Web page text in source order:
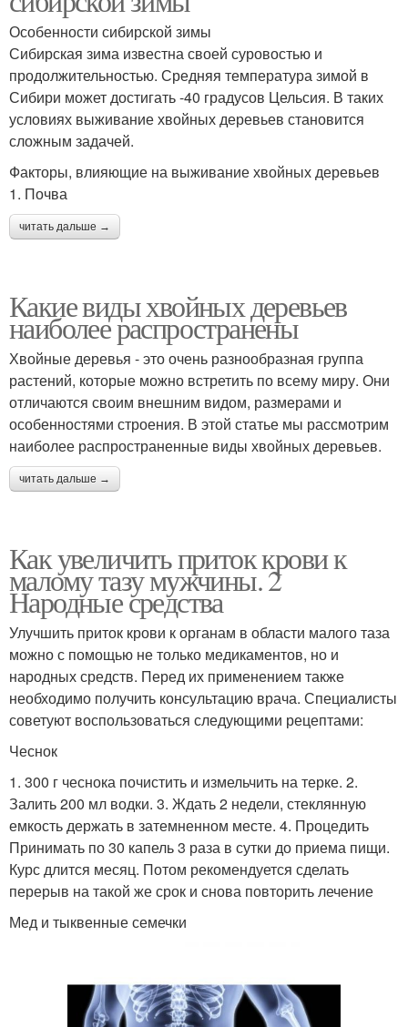
Особенности сибирской зимы
Сибирская зима известна своей суровостью и
продолжительностью. Средняя температура зимой в
Сибири может достигать -40 градусов Цельсия. В таких
условиях выживание хвойных деревьев становится
сложным задачей.
Факторы, влияющие на выживание хвойных деревьев
1. Почва
читать дальше →
Какие виды хвойных деревьев
наиболее распространены
Хвойные деревья - это очень разнообразная группа
растений, которые можно встретить по всему миру. Они
отличаются своим внешним видом, размерами и
особенностями строения. В этой статье мы рассмотрим
наиболее распространенные виды хвойных деревьев.
читать дальше →
Как увеличить приток крови к
малому тазу мужчины. 2
Народные средства
Улучшить приток крови к органам в области малого таза
можно с помощью не только медикаментов, но и
народных средств. Перед их применением также
необходимо получить консультацию врача. Специалисты
советуют воспользоваться следующими рецептами:
Чеснок
1. 300 г чеснока почистить и измельчить на терке. 2.
Залить 200 мл водки. 3. Ждать 2 недели, стеклянную
емкость держать в затемненном месте. 4. Процедить
Принимать по 30 капель 3 раза в сутки до приема пищи.
Курс длится месяц. Потом рекомендуется сделать
перерыв на такой же срок и снова повторить лечение
Мед и тыквенные семечки